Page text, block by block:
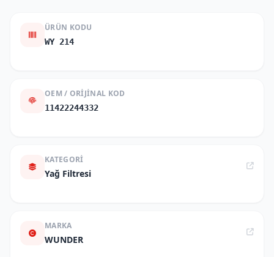
ÜRÜN KODU
WY 214
OEM / ORIJINAL KOD
11422244332
KATEGORI
Yağ Filtresi
MARKA
WUNDER